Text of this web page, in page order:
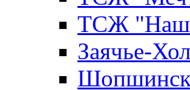
ТСЖ "Наш
Заячье-